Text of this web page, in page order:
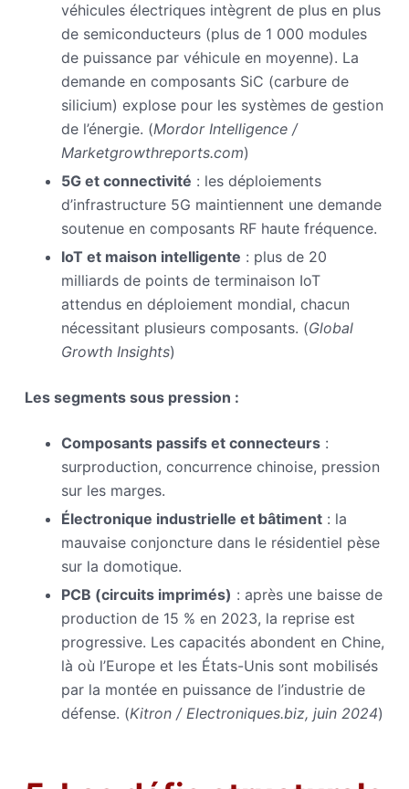
véhicules électriques intègrent de plus en plus
de semiconducteurs (plus de 1 000 modules
de puissance par véhicule en moyenne). La
demande en composants SiC (carbure de
silicium) explose pour les systèmes de gestion
de l’énergie. (Mordor Intelligence /
Marketgrowthreports.com)
5G et connectivité : les déploiements
d’infrastructure 5G maintiennent une demande
soutenue en composants RF haute fréquence.
IoT et maison intelligente : plus de 20
milliards de points de terminaison IoT
attendus en déploiement mondial, chacun
nécessitant plusieurs composants. (Global
Growth Insights)
Les segments sous pression :
Composants passifs et connecteurs:
surproduction, concurrence chinoise, pression
sur les marges.
Électronique industrielle et bâtiment: la
mauvaise conjoncture dans le résidentiel pèse
sur la domotique.
PCB (circuits imprimés) : après une baisse de
production de 15 % en 2023, la reprise est
progressive. Les capacités abondent en Chine,
là où l’Europe et les États-Unis sont mobilisés
par la montée en puissance de l’industrie de
défense. (Kitron / Electroniques.biz, juin 2024)